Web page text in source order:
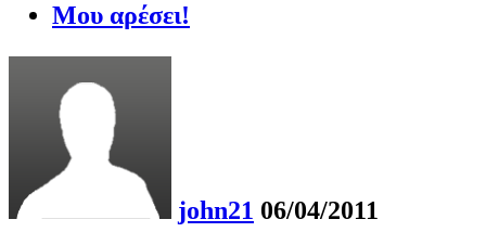
Μου αρέσει!
john21 06/04/2011